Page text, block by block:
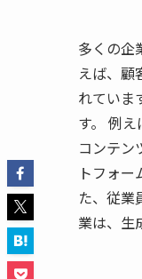
多くの企
えば、顧
れていま
す。 例
コンテン
トフォ
た、従業
業は、生